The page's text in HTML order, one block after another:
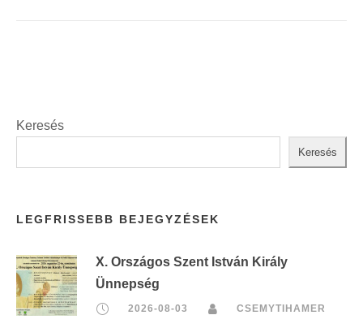
Keresés
Keresés
LEGFRISSEBB BEJEGYZÉSEK
X. Országos Szent István Király
Ünnepség
2026-08-03 CSEMYTIHAMER